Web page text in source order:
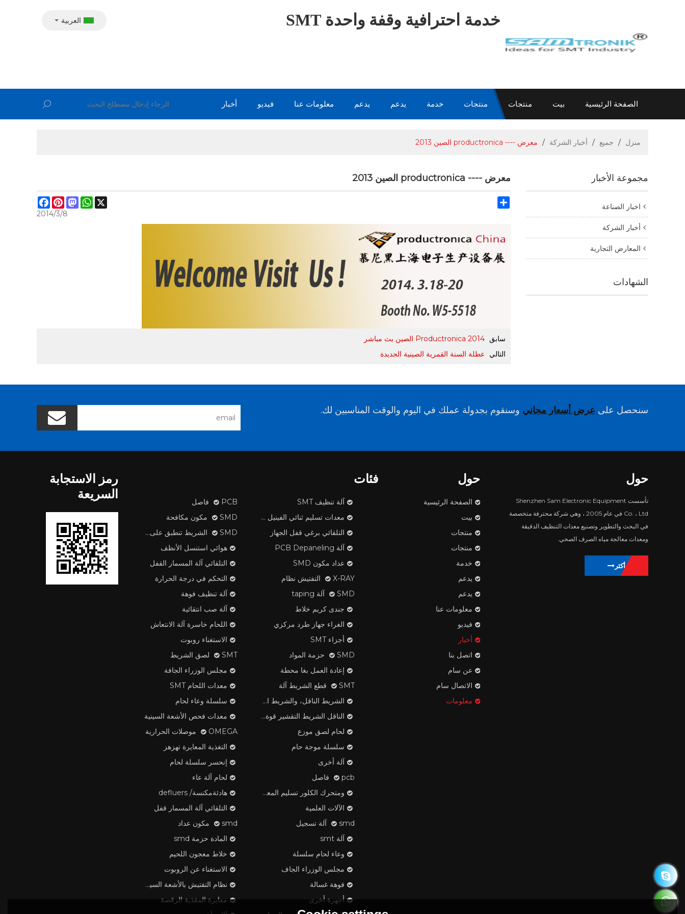
خدمة احترافية وقفة واحدة SMT العربية
الصفحة الرئيسية بيت منتجات منتجات خدمة يدعم يدعم معلومات عنا فيديو أخبار
منزل / جميع / أخبار الشركة / معرض ---- productronica الصين 2013
مجموعة الأخبار
اخبار الصناعة
أخبار الشركة
المعارض التجارية
الشهادات
معرض ---- productronica الصين 2013
Share
FacebookPinterest
Mastodon
WhatsApp
X
2014/3/8
سابق 2014 Productronica الصين بث مباشر
التالي
عطلة السنة القمرية الصينية الجديدة
سنحصل على عرض أسعار مجاني وسنقوم بجدولة عملك في اليوم والوقت المناسبين لك.
حول
تأسست Shenzhen Sam Electronic Equipment
Co. ، Ltd في عام 2005 ، وهي شركة محترفة متخصصة
في البحث والتطوير وتصنيع معدات التنظيف الدقيقة
ومعدات معالجة مياه الصرف الصحي.
يتعلم أكثر
حول
الصفحة الرئيسية
بيت
منتجات
منتجات
خدمة
يدعم
يدعم
معلومات عنا
فيديو
أخبار
اتصل بنا
عن سام
الاتصال سام
معلومات
فئات
PCB فاصل
آلة تنظيف SMT
SMD مكون مكافحة
معدات تسليم ثنائي الفينيل متعدد الكلور
SMD الشريط تنطبق على آلة
التلقائي برغي قفل الجهاز
هوائي استنسل الأنظف
آلة PCB Depaneling
التلقائي آلة المسمار القفل
عداد مكون SMD
التحكم في درجة الحرارة
X-RAY التفتيش نظام
آلة تنظيف فوهة
SMD آلة taping
آلة صب انتقائية
جندى كريم خلاط
اللحام خاسرة آلة الانتعاش
الغراء جهاز طرد مركزي
الاستغناء روبوت
أجزاء SMT
SMT لصق الشريط
SMD حزمة المواد
مجلس الوزراء الجافة
إعادة العمل بغا محطة
معدات اللحام SMT
SMT قطع الشريط آلة
سلسلة وعاء لحام
الشريط الناقل، والشريط الغطاء، منتجات البلاستيك بكرة
معدات فحص الأشعة السينية
الناقل الشريط التقشير قوة تستر
OMEGA موصلات الحرارية
لحام لصق موزع
التغذية المعايرة تهزهز
سلسلة موجة حام
إنحسر سلسلة لحام
آلة أخرى
لحام آلة عاء
pcb فاصل
هادئةمكنسة/ defluers
ومتحرك الكلور تسليم المعدات
التلقائي آلة المسمار قفل
الآلات العلمية
smd مكون عداد
smd آلة تسجيل
المادة حزمة smd
آلة smt
خلاط معجون اللحيم
وعاء لحام سلسلة
الاستغناء عن الروبوت
مجلس الوزراء الجاف
نظام التفتيش بالأشعة السينية
فوهة غسالة
معايرة المغذية الرقصة
أجهزة أخرى
رمز الاستجابة
السريعة